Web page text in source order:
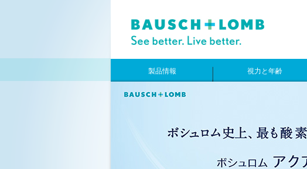
製品情報 視力と年齢